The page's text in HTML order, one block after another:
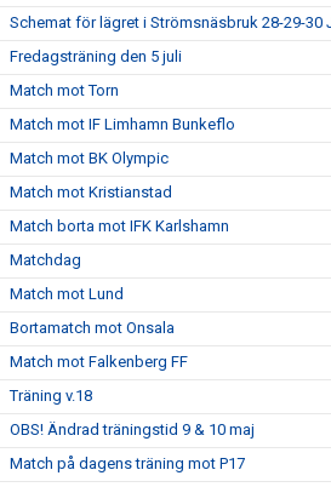
Schemat för lägret i Strömsnäsbruk 28-29-30
Fredagsträning den 5 juli
Match mot Torn
Match mot IF Limhamn Bunkeflo
Match mot BK Olympic
Match mot Kristianstad
Match borta mot IFK Karlshamn
Matchdag
Match mot Lund
Bortamatch mot Onsala
Match mot Falkenberg FF
Träning v.18
OBS! Ändrad träningstid 9 & 10 maj
Match på dagens träning mot P17